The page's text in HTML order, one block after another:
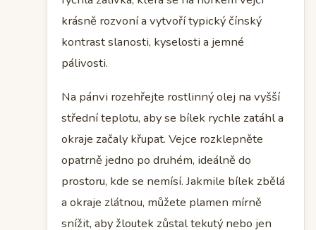
krásně rozvoní a vytvoří typický čínský
kontrast slanosti, kyselosti a jemné
pálivosti.
Na pánvi rozehřejte rostlinný olej na vyšší
střední teplotu, aby se bílek rychle zatáhl a
okraje začaly křupat. Vejce rozklepněte
opatrně jedno po druhém, ideálně do
prostoru, kde se nemísí. Jakmile bílek zbělá
a okraje zlátnou, můžete plamen mírně
snížit, aby žloutek zůstal tekutý nebo jen